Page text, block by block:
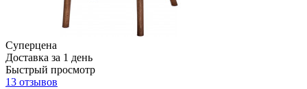
Суперцена
Доставка за 1 день
Быстрый просмотр
13 отзывов